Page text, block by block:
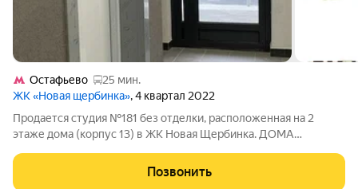
Остафьево
25 мин.
ЖК «Новая щербинка», 4 квартал 2022
Продается студия №181 без отделки, расположенная на 2
этаже дома (корпус 13) в ЖК Новая Щербинка. ДОМА
Эксклюзивный дом комфорт-класса.Окруженный лесным
массивом, миниатюрный корпус с видом на
Позвонить